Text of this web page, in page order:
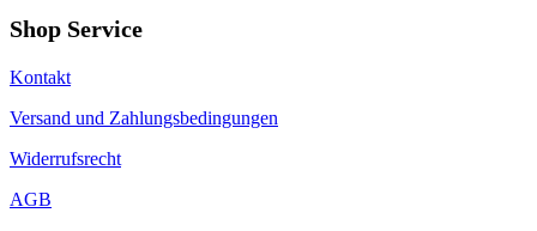
Shop Service
Kontakt
Versand und Zahlungsbedingungen
Widerrufsrecht
AGB